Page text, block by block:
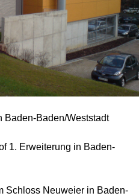
Baden-Baden/Weststadt
1. Erweiterung in Baden-
Schloss Neuweier in Baden-